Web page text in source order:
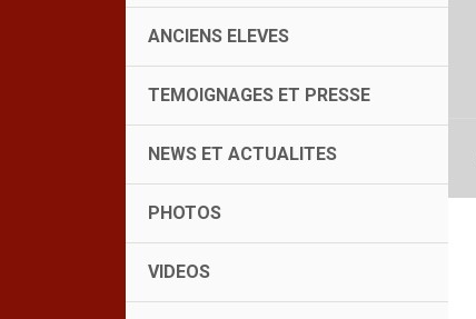
ANCIENS ELEVES
TEMOIGNAGES ET PRESSE
NEWS ET ACTUALITES
PHOTOS
VIDEOS